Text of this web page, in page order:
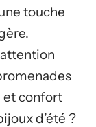
touche
et confort
d’été ?